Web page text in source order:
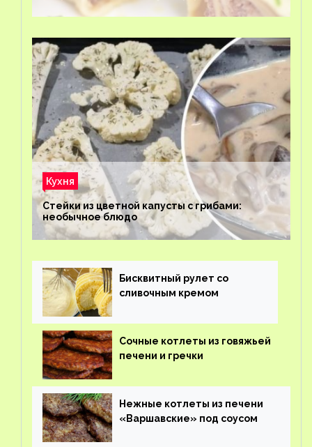
Кухня
Стейки из цветной капусты с грибами:
необычное блюдо
Бисквитный рулет со
сливочным кремом
Сочные котлеты из говяжьей
печени и гречки
Нежные котлеты из печени
«Варшавские» под соусом